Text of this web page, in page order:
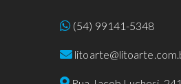
(54) 99141-5348